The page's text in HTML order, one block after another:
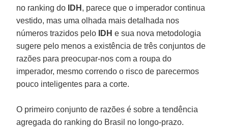
no ranking do
IDH , parece que o imperador continua
vestido, mas uma olhada mais detalhada nos
números trazidos pelo
IDHe sua nova metodologia
sugere pelo menos a existência de três conjuntos de
razões para preocupar-nos com a roupa do
imperador, mesmo correndo o risco de parecermos
pouco inteligentes para a corte.
O primeiro conjunto de razões é sobre a tendência
agregada do ranking do Brasil no longo-prazo.